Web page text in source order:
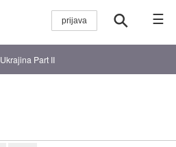
☰
Ukrajina Part II